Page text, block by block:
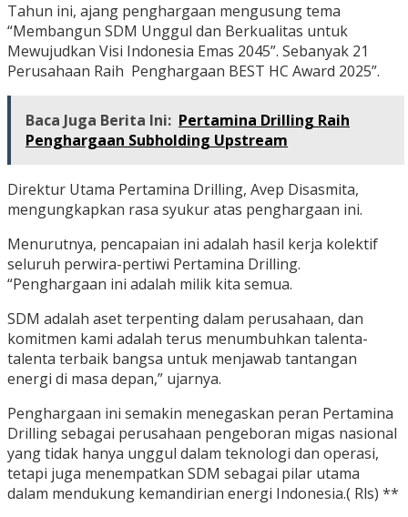
Tahun ini, ajang penghargaan mengusung tema
“Membangun SDM Unggul dan Berkualitas untuk
Mewujudkan Visi Indonesia Emas 2045”. Sebanyak 21
Perusahaan Raih Penghargaan BEST HC Award 2025”.
Baca Juga Berita Ini: Pertamina Drilling Raih
Penghargaan Subholding Upstream
Direktur Utama Pertamina Drilling, Avep Disasmita,
mengungkapkan rasa syukur atas penghargaan ini.
Menurutnya, pencapaian ini adalah hasil kerja kolektif
seluruh perwira-pertiwi Pertamina Drilling.
“Penghargaan ini adalah milik kita semua.
SDM adalah aset terpenting dalam perusahaan, dan
komitmen kami adalah terus menumbuhkan talenta-
talenta terbaik bangsa untuk menjawab tantangan
energi di masa depan,” ujarnya.
Penghargaan ini semakin menegaskan peran Pertamina
Drilling sebagai perusahaan pengeboran migas nasional
yang tidak hanya unggul dalam teknologi dan operasi,
tetapi juga menempatkan SDM sebagai pilar utama
dalam mendukung kemandirian energi Indonesia.( Rls) **